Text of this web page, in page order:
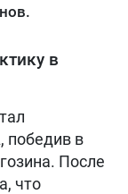
в
победив в
После
что